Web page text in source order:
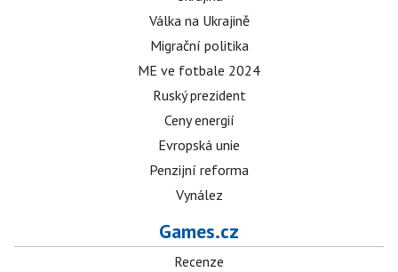
Válka na Ukrajině
Migrační politika
ME ve fotbale 2024
Ruský prezident
Ceny energií
Evropská unie
Penzijní reforma
Vynález
Games.cz
Recenze